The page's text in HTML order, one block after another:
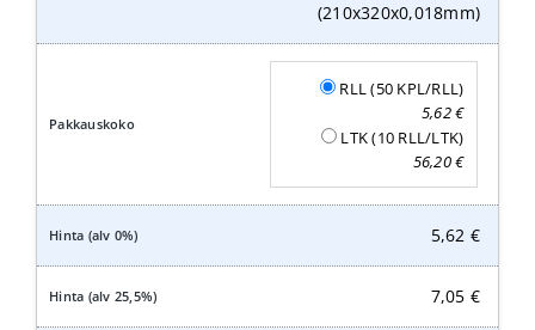
(210x320x0,018mm)
RLL (50 KPL/RLL)
5,62€
LTK (10 RLL/LTK)
56,20€
5,62 €
7,05 €